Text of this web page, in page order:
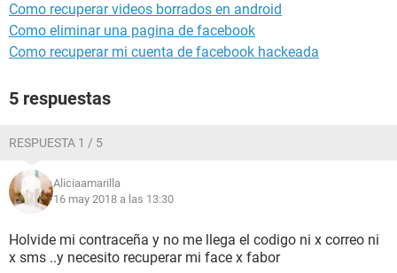
Como recuperar videos borrados en android
Como eliminar una pagina de facebook
Como recuperar mi cuenta de facebook hackeada
5 respuestas
RESPUESTA 1 / 5
Aliciaamarilla
16 may 2018 a las 13:30
Holvide mi contraceña y no me llega el codigo ni x correo ni
x sms ..y necesito recuperar mi face x fabor